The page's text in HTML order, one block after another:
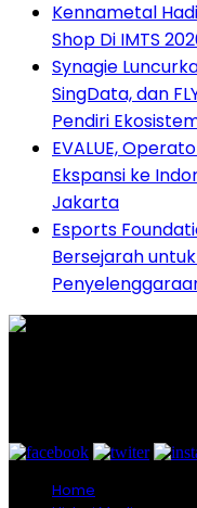
Kennametal
Shop Di IMTS
Synagie
SingData, dan
Pendiri
EVALUE,
Ekspansi ke
Jakarta
Esports
Bersejarah
Home